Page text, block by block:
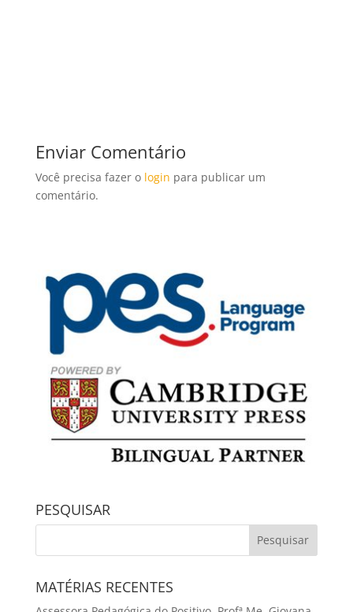
Enviar Comentário
Você precisa fazer o login para publicar um
comentário.
PESQUISAR
MATÉRIAS RECENTES